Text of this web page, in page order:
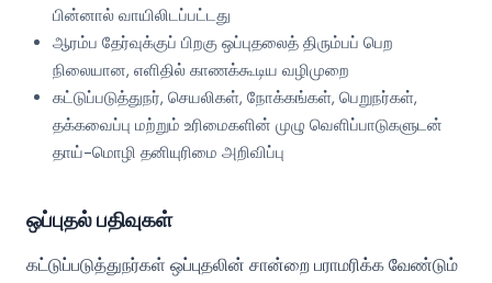
பின்னால் வாயிலிடப்பட்டது
ஆரம்ப தேர்வுக்குப் பிறகு ஒப்புதலைத் திரும்பப் பெற
நிலையான, எளிதில் காணக்கூடிய வழிமுறை
கட்டுப்படுத்துநர், செயலிகள், நோக்கங்கள், பெறுநர்கள்,
தக்கவைப்பு மற்றும் உரிமைகளின் முழு வெளிப்பாடுகளுடன்
தாய்-மொழி தனியுரிமை அறிவிப்பு
ஒப்புதல் பதிவுகள்
கட்டுப்படுத்துநர்கள் ஒப்புதலின் சான்றை பராமரிக்க வேண்டும்